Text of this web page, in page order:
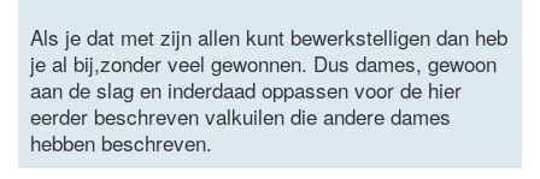
Als je dat met zijn allen kunt bewerkstelligen dan heb
je al bij,zonder veel gewonnen. Dus dames, gewoon
aan de slag en inderdaad oppassen voor de hier
eerder beschreven valkuilen die andere dames
hebben beschreven.